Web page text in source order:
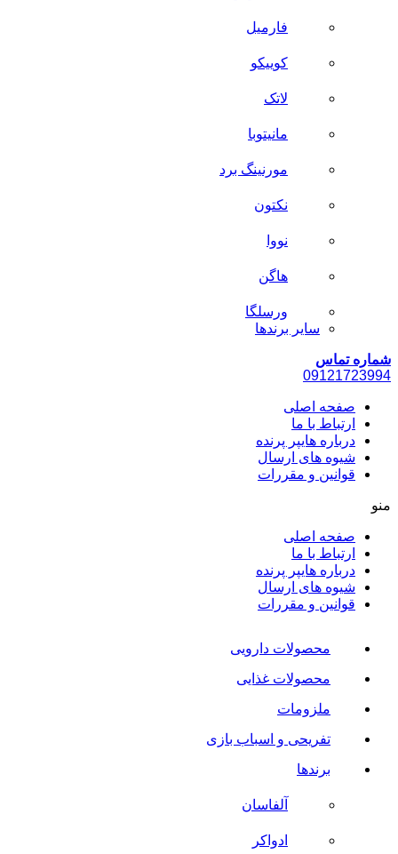
فارمیل
کوییکو
لاتک
مانیتوبا
مورنینگ برد
نکتون
نووا
هاگن
ورسلگا
سایر برند‌ها
شماره تماس
09121723994
صفحه اصلی
ارتباط با ما
درباره هایپر پرنده
شیوه های ارسال
قوانین و مقررات
منو
صفحه اصلی
ارتباط با ما
درباره هایپر پرنده
شیوه های ارسال
قوانین و مقررات
محصولات دارویی
محصولات غذایی
ملزومات
تفریحی و اسباب بازی
برندها
آلفاسان
ادواکر